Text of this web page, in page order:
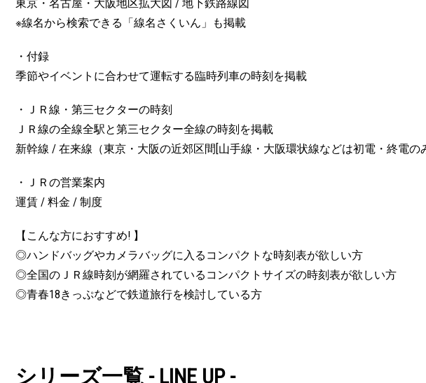
東京・名古屋・大阪地区拡大図 / 地下鉄路線図
※線名から検索できる「線名さくいん」も掲載
・付録
季節やイベントに合わせて運転する臨時列車の時刻を掲載
・ＪＲ線・第三セクターの時刻
ＪＲ線の全線全駅と第三セクター全線の時刻を掲載
新幹線 / 在来線（東京・大阪の近郊区間[山手線・大阪環状線などは初電・終電の
・ＪＲの営業案内
運賃 / 料金 / 制度
【こんな方におすすめ! 】
◎ハンドバッグやカメラバッグに入るコンパクトな時刻表が欲しい方
◎全国のＪＲ線時刻が網羅されているコンパクトサイズの時刻表が欲しい方
◎青春18きっぷなどで鉄道旅行を検討している方
シリーズ一覧 - LINE UP -